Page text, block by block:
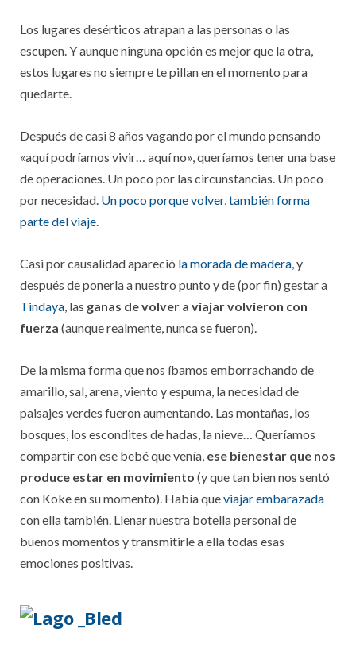
Los lugares desérticos atrapan a las personas o las
escupen. Y aunque ninguna opción es mejor que la otra,
estos lugares no siempre te pillan en el momento para
quedarte.
Después de casi 8 años vagando por el mundo pensando
«aquí podríamos vivir… aquí no», queríamos tener una base
de operaciones. Un poco por las circunstancias. Un poco
por necesidad. Un poco porque volver, también forma
parte del viaje.
Casi por causalidad apareció la morada de madera, y
después de ponerla a nuestro punto y de (por fin) gestar a
Tindaya, las ganas de volver a viajar volvieron con
fuerza (aunque realmente, nunca se fueron).
De la misma forma que nos íbamos emborrachando de
amarillo, sal, arena, viento y espuma, la necesidad de
paisajes verdes fueron aumentando. Las montañas, los
bosques, los escondites de hadas, la nieve… Queríamos
compartir con ese bebé que venía, ese bienestar que nos
produce estar en movimiento (y que tan bien nos sentó
con Koke en su momento). Había queviajar embarazada
con ella también. Llenar nuestra botella personal de
buenos momentos y transmitirle a ella todas esas
emociones positivas.